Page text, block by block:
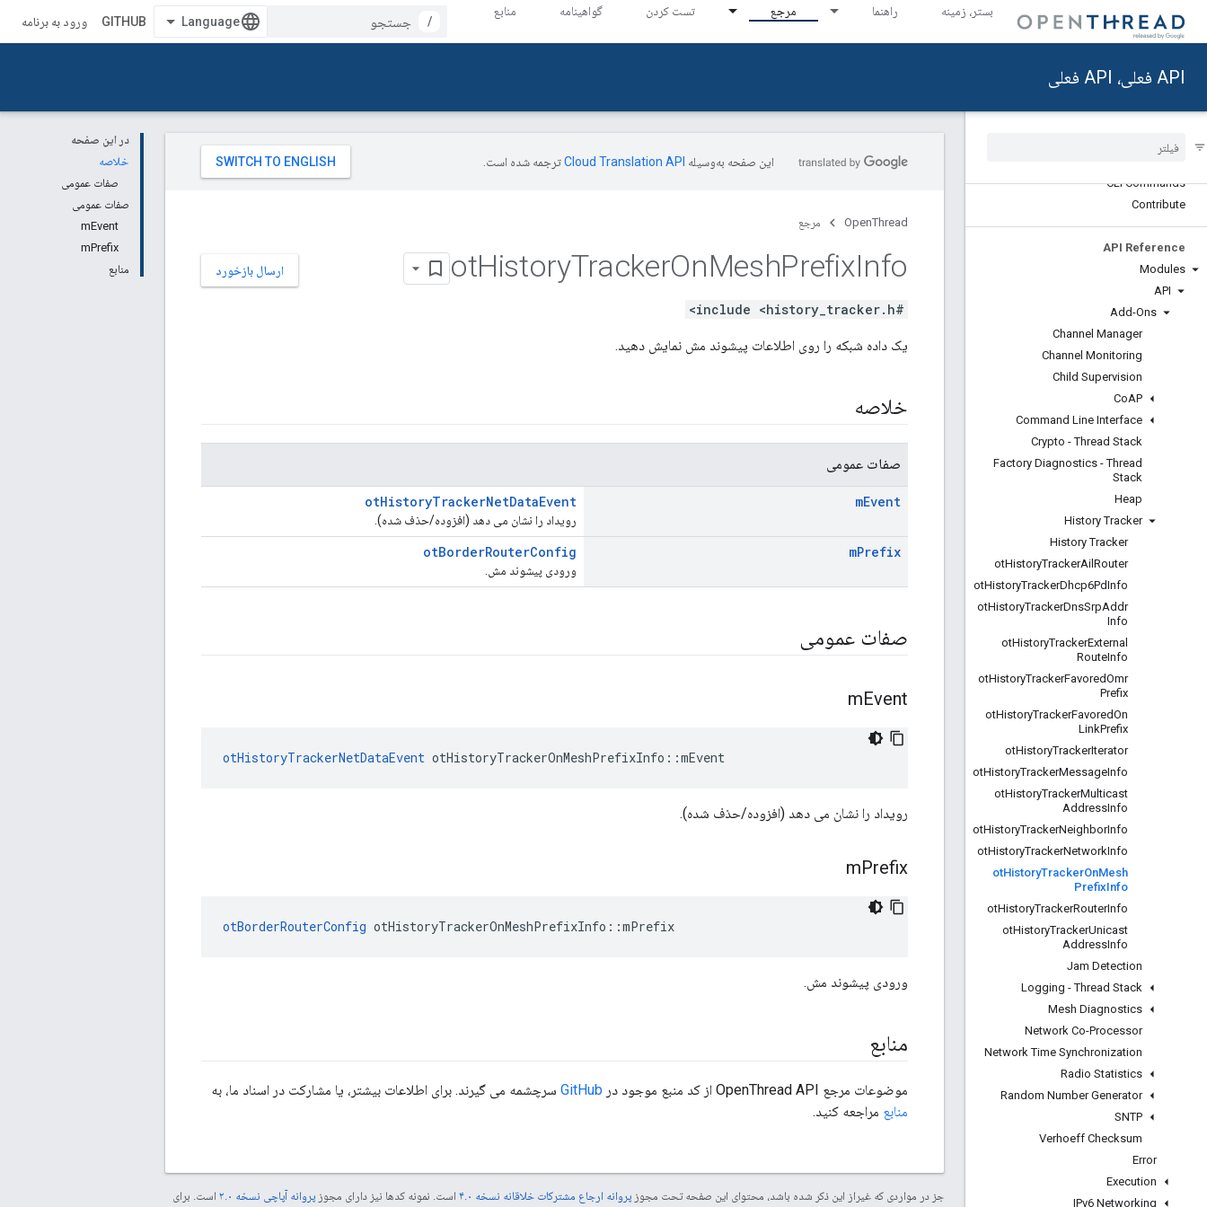
بستر، زمینه راهنما مرجع تست کردن گواهینامه منابع
/
GITHUB ورود به برنامه
API فعلی، API فعلی
Reference [ab2812307b]
Deprecated List
CLI Commands
Contribute
API Reference
Modules
API
Add-Ons
Channel Manager
Channel Monitoring
Child Supervision
CoAP
Command Line Interface
Crypto - Thread Stack
Factory Diagnostics - Thread
Stack
Heap
History Tracker
History Tracker
otHistoryTrackerAil Router
otHistoryTrackerDhcp6PdInfo
otHistoryTrackerDnsSrpAddr
Info
otHistoryTrackerExternal
RouteInfo
otHistoryTrackerFavoredOmr
Prefix
otHistoryTrackerFavoredOn
LinkPrefix
otHistoryTrackerIterator
otHistoryTrackerMessageInfo
otHistoryTrackerMulticast
AddressInfo
otHistoryTrackerNeighborInfo
otHistoryTrackerNetworkInfo
otHistoryTrackerOnMesh
PrefixInfo
otHistoryTrackerRouterInfo
otHistoryTrackerUnicast
AddressInfo
Jam Detection
Logging - Thread Stack
Mesh Diagnostics
Network Co-Processor
Network Time Synchronization
Radio Statistics
Random Number Generator
SNTP
Verhoeff Checksum
Error
Execution
IPv6 Networking
در این صفحه
خلاصه
صفات عمومی
صفات عمومی
mEvent
mPrefix
منابع
این صفحه به‌وسیله ترجمه شده است.
OpenThread مرجع
ارسال بازخورد otHistoryTrackerOnMeshPrefixInfo
#include <history_tracker.h>
یک داده شبکه را روی اطلاعات پیشوند مش نمایش دهید.
خلاصه
صفات عمومی
mEvent
otHistoryTrackerNetDataEvent
رویداد را نشان می دهد (افزوده/حذف شده).
mPrefix
otBorderRouterConfig
ورودی پیشوند مش.
صفات عمومی
mEvent
otHistoryTrackerNetDataEvent otHistoryTrackerOnMeshPrefixInfo ::mEvent
رویداد را نشان می دهد (افزوده/حذف شده).
mPrefix
otBorderRouterConfig otHistoryTrackerOnMeshPrefixInfo ::mPrefix
ورودی پیشوند مش.
منابع
موضوعات مرجع OpenThread API از کد منبع موجود در GitHub سرچشمه می گیرند. برای اطلاعات بیشتر، یا مشارکت در اسناد ما، به
منابع مراجعه کنید.
جز در مواردی که غیراز این ذکر شده باشد، محتوای این صفحه تحت مجوز پروانه ارجاع مشترکات خلاقانه نسخه ۴.۰ است. نمونه کدها نیز دارای مجوز پروانه آپاچی نسخه ۲.۰ است. برای